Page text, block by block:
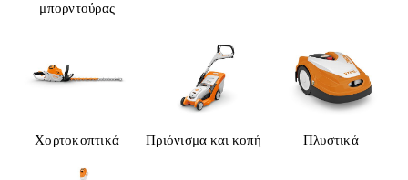
μπορντούρας
Χορτοκοπτικά Πριόνισμα και κοπή Πλυστικά